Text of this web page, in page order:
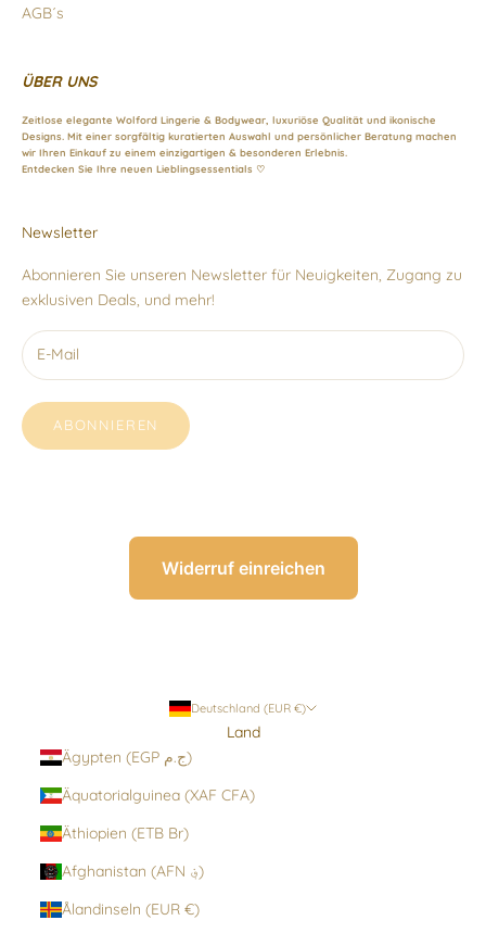
AGB´s
ÜBER UNS
Zeitlose elegante Wolford Lingerie & Bodywear, luxuriöse Qualität und ikonische
Designs. Mit einer sorgfältig kuratierten Auswahl und persönlicher Beratung machen
wir Ihren Einkauf zu einem einzigartigen & besonderen Erlebnis.
Entdecken Sie Ihre neuen Lieblingsessentials ♡
Newsletter
Abonnieren Sie unseren Newsletter für Neuigkeiten, Zugang zu
exklusiven Deals, und mehr!
ABONNIEREN
Widerruf einreichen
Deutschland (EUR €)
Land
Ägypten (EGP ج.م)
Äquatorialguinea (XAF CFA)
Äthiopien (ETB Br)
Afghanistan (AFN ؋)
Ålandinseln (EUR €)